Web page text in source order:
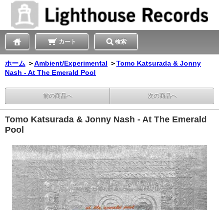
カート 検索
ホーム ＞Ambient/Experimental ＞Tomo Katsurada & Jonny
Nash - At The Emerald Pool
前の商品へ 次の商品へ
Tomo Katsurada & Jonny Nash - At The Emerald
Pool